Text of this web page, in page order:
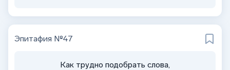
Эпитафия №47
Как трудно подобрать слова,